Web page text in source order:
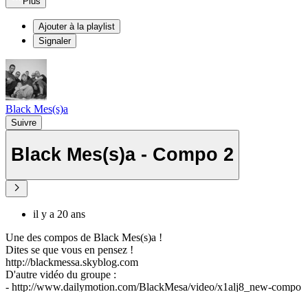
Ajouter à la playlist
Signaler
Black Mes(s)a
Suivre
Black Mes(s)a - Compo 2
il y a 20 ans
Une des compos de Black Mes(s)a !
Dites se que vous en pensez !
http://blackmessa.skyblog.com
D'autre vidéo du groupe :
- http://www.dailymotion.com/BlackMesa/video/x1alj8_new-compo